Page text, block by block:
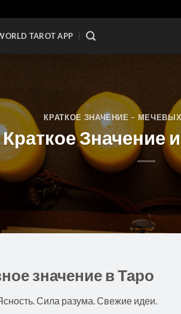
TAROT APP
КРАТКОЕ ЗНАЧЕНИЕ –
Значение
значение в Таро
Сила разума. Свежие идеи.